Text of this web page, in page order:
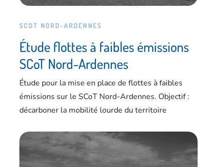
SCOT NORD-ARDENNES
Étude flottes à faibles émissions
SCoT Nord-Ardennes
Étude pour la mise en place de flottes à faibles
émissions sur le SCoT Nord-Ardennes. Objectif :
décarboner la mobilité lourde du territoire